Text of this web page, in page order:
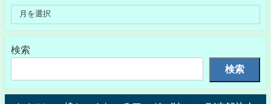
検索
検索